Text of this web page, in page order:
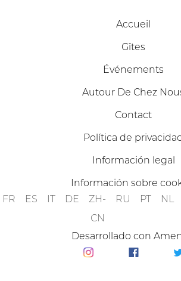
Accueil
Gîtes
Événements
Autour De Chez
Contact
Política de
Información legal
Información sobre
FR
ES IT DE
ZH-
CN
RU PT NL
Desarrollado con